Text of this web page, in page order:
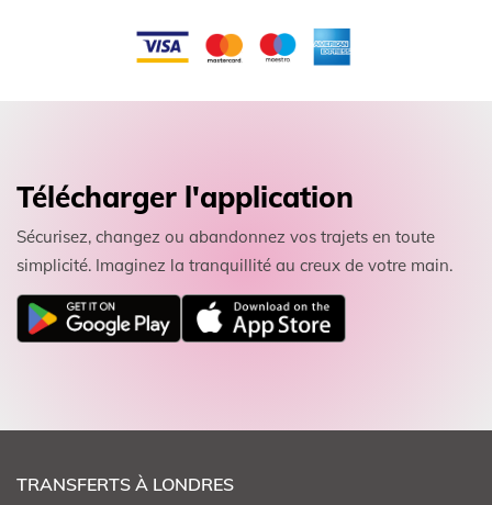
Télécharger l'application
Sécurisez, changez ou abandonnez vos trajets en toute
simplicité. Imaginez la tranquillité au creux de votre main.
TRANSFERTS À LONDRES